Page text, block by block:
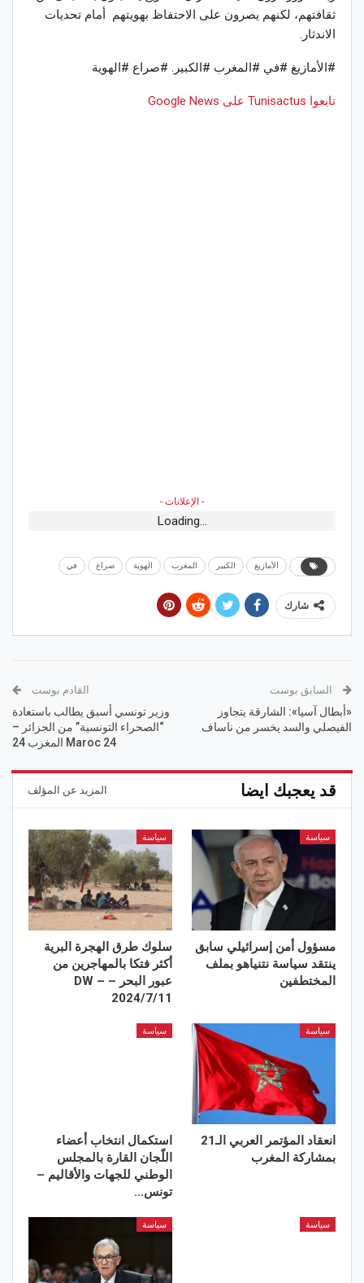
ثقافتهم، لكنهم يصرون على الاحتفاظ بهويتهم أمام تحديات
الاندثار.
#الأمازيغ #في #المغرب #الكبير. #صراع #الهوية
تابعوا Tunisactus على Google News
- الإعلانات -
Loading...
الأمازيغ الكبير المغرب الهوية صراع في
شارك
السابق بوست
«أبطال آسيا»: الشارقة يتجاوز
الفيصلي والسد يخسر من ناساف
القادم بوست
وزير تونسي أسبق يطالب باستعادة
“الصحراء التونسية” من الجزائر –
Maroc 24 المغرب 24
قد يعجبك ايضا المزيد عن المؤلف
سياسة
مسؤول أمن إسرائيلي سابق
ينتقد سياسة نتنياهو بملف
المختطفين
سياسة
سلوك طرق الهجرة البرية
أكثر فتكا بالمهاجرين من
عبور البحر – DW –
2024/7/11
سياسة
انعقاد المؤتمر العربي الـ21
بمشاركة المغرب
سياسة
استكمال انتخاب أعضاء
اللّجان القارة بالمجلس
الوطني للجهات والأقاليم –
تونس…
سياسة سياسة